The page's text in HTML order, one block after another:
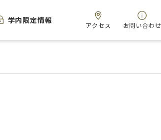
学内限定情報
アクセス お問い合わせ